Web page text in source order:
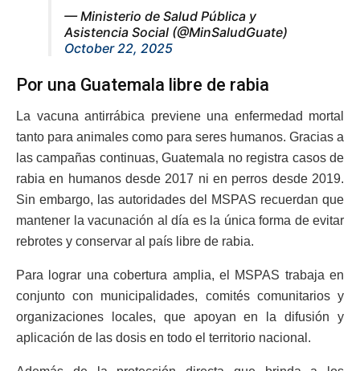
— Ministerio de Salud Pública y
Asistencia Social (@MinSaludGuate)
October 22, 2025
Por una Guatemala libre de rabia
La vacuna antirrábica previene una enfermedad mortal
tanto para animales como para seres humanos. Gracias a
las campañas continuas, Guatemala no registra casos de
rabia en humanos desde 2017 ni en perros desde 2019.
Sin embargo, las autoridades del MSPAS recuerdan que
mantener la vacunación al día es la única forma de evitar
rebrotes y conservar al país libre de rabia.
Para lograr una cobertura amplia, el MSPAS trabaja en
conjunto con municipalidades, comités comunitarios y
organizaciones locales, que apoyan en la difusión y
aplicación de las dosis en todo el territorio nacional.